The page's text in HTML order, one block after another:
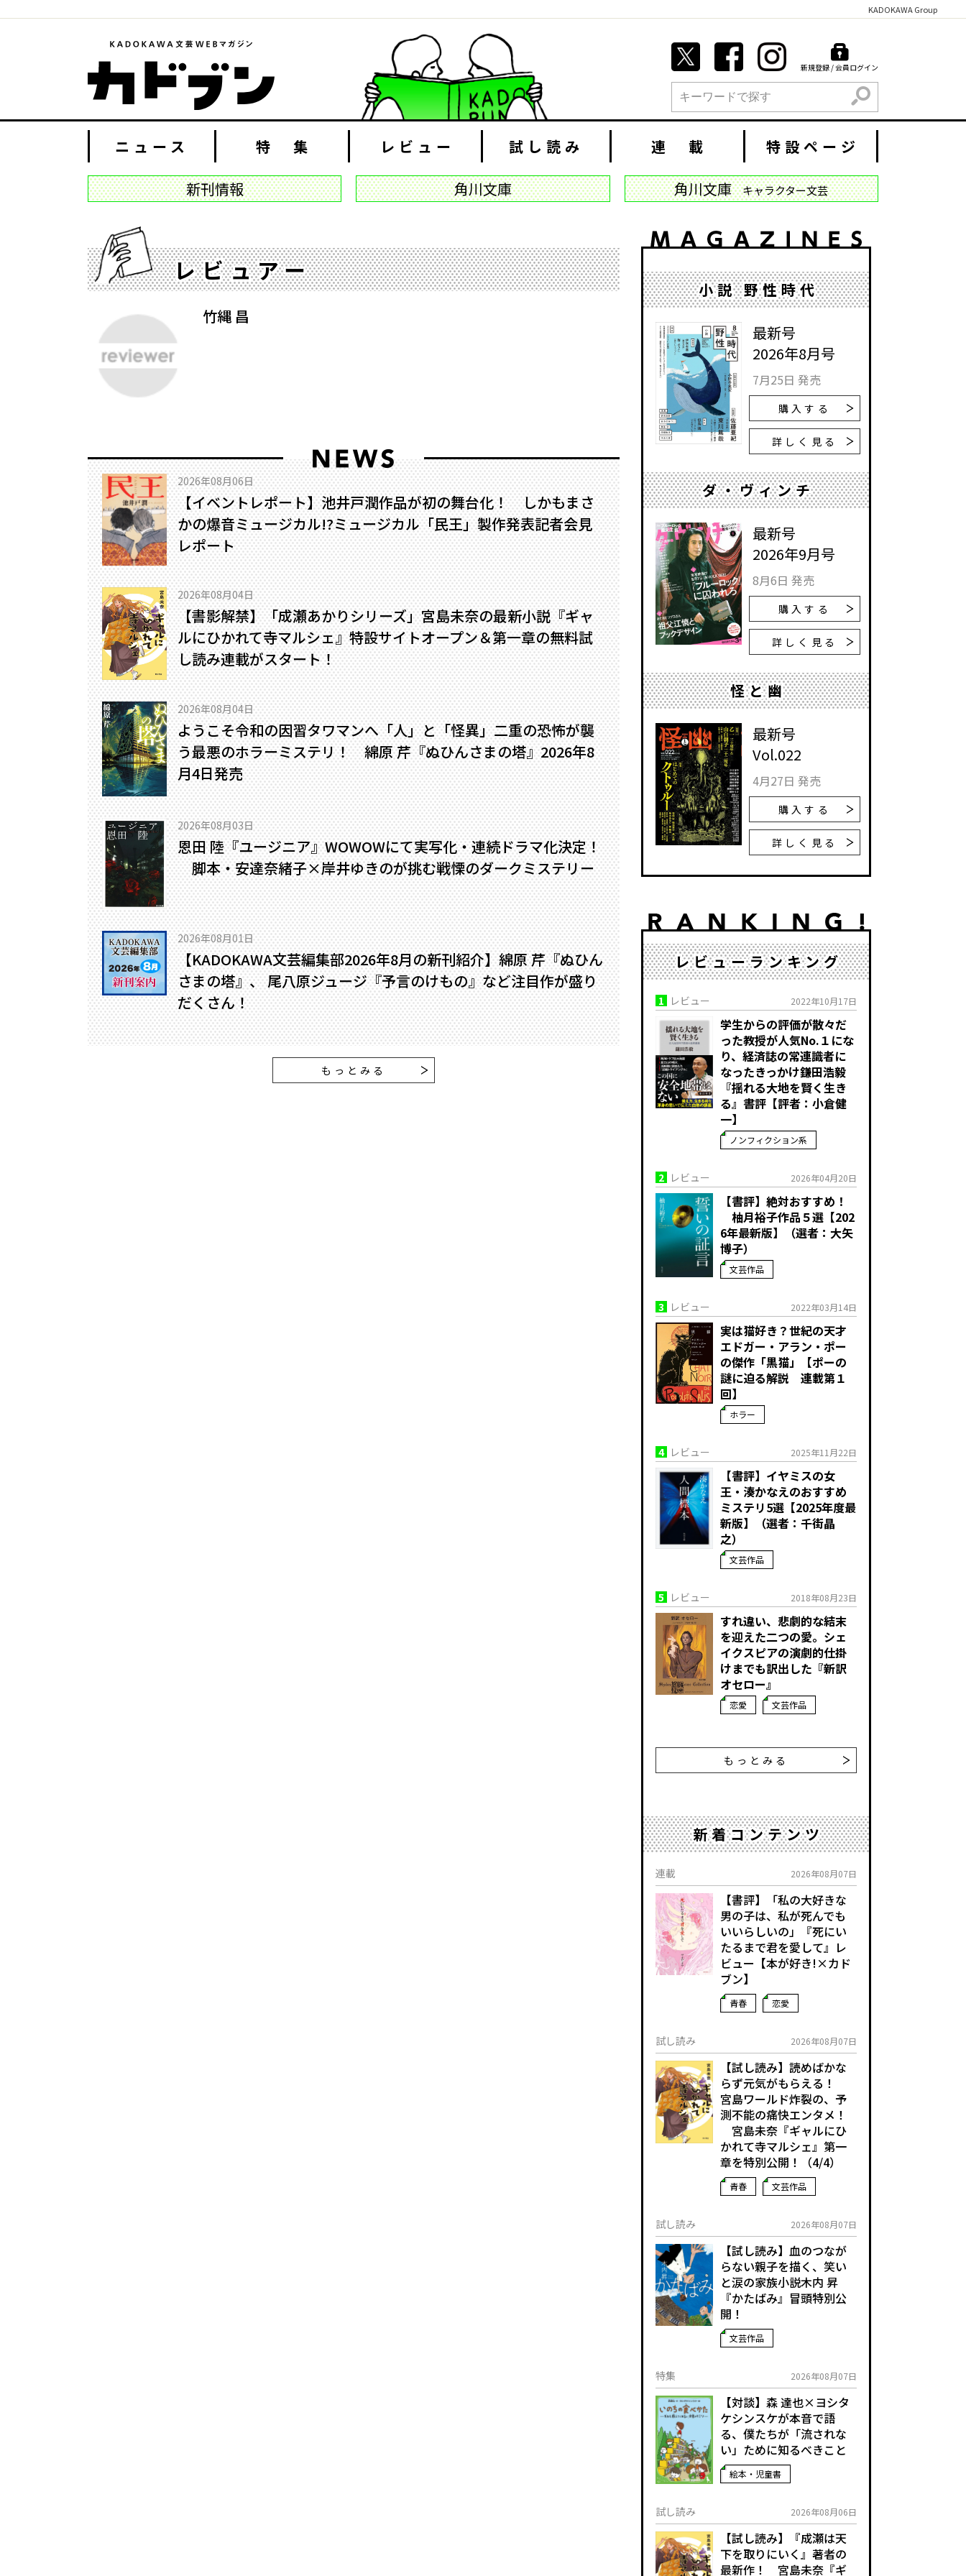
KADOKAWA Group
新規登録 / 会員ログイン
検索
ニュース 特 集 レビュー 試し読み 連 載 特設ページ
新刊情報 角川文庫 角川文庫 キャラクター文芸
レビュアー
竹縄 昌
2026年08月06日
【イベントレポート】池井戸潤作品が初の舞台化！ しかもまさ
かの爆音ミュージカル!?――ミュージカル「民王」製作発表記者会見
レポート
2026年08月04日
【書影解禁】「成瀬あかりシリーズ」宮島未奈の最新小説『ギャ
ルにひかれて寺マルシェ』特設サイトオープン＆第一章の無料試
し読み連載がスタート！
2026年08月04日
ようこそ令和の因習タワマンへ――「人」と「怪異」二重の恐怖が襲
う最悪のホラーミステリ！ 綿原 芹『ぬひんさまの塔』2026年8
月4日発売
2026年08月03日
恩田 陸『ユージニア』WOWOWにて実写化・連続ドラマ化決定！
脚本・安達奈緒子×岸井ゆきのが挑む戦慄のダークミステリー
2026年08月01日
【KADOKAWA文芸編集部2026年8月の新刊紹介】綿原 芹『ぬひん
さまの塔』、 尾八原ジュージ『予言のけもの』など注目作が盛り
だくさん！
もっとみる
小説 野性時代
最新号
2026年8月号
7月25日 発売
購入する
詳しく見る
ダ・ヴィンチ
最新号
2026年9月号
8月6日 発売
購入する
詳しく見る
怪と幽
最新号
Vol.022
4月27日 発売
購入する
詳しく見る
レビューランキング
1 レビュー 2022年10月17日
学生からの評価が散々だ
った教授が人気No.１にな
り、経済誌の常連識者に
なったきっかけ――鎌田浩毅
『揺れる大地を賢く生き
る』書評【評者：小倉健
一】
ノンフィクション系
2 レビュー 2026年04月20日
【書評】絶対おすすめ！
柚月裕子作品５選【202
6年最新版】（選者：大矢
博子）
文芸作品
3 レビュー 2022年03月14日
実は猫好き？世紀の天才
エドガー・アラン・ポー
の傑作「黒猫」【ポーの
謎に迫る解説 連載第１
回】
ホラー
4 レビュー 2025年11月22日
【書評】イヤミスの女
王・湊かなえのおすすめ
ミステリ5選【2025年度最
新版】（選者：千街晶
之）
文芸作品
5 レビュー 2018年08月23日
すれ違い、悲劇的な結末
を迎えた二つの愛。シェ
イクスピアの演劇的仕掛
けまでも訳出した『新訳
オセロー』
恋愛 文芸作品
もっとみる
新着コンテンツ
連載 2026年08月07日
【書評】「私の大好きな
男の子は、私が死んでも
いいらしいの」――『死にい
たるまで君を愛して』レ
ビュー【本が好き!×カド
ブン】
青春 恋愛
試し読み 2026年08月07日
【試し読み】読めばかな
らず元気がもらえる！
宮島ワールド炸裂の、予
測不能の痛快エンタメ！
宮島未奈『ギャルにひ
かれて寺マルシェ』第一
章を特別公開！（4/4）
青春 文芸作品
試し読み 2026年08月07日
【試し読み】血のつなが
らない親子を描く、笑い
と涙の家族小説――木内 昇
『かたばみ』冒頭特別公
開！
文芸作品
特集 2026年08月07日
【対談】森 達也×ヨシタ
ケシンスケが本音で語
る、僕たちが「流されな
い」ために知るべきこと
絵本・児童書
試し読み 2026年08月06日
【試し読み】『成瀬は天
下を取りにいく』著者の
最新作！ 宮島未奈『ギ